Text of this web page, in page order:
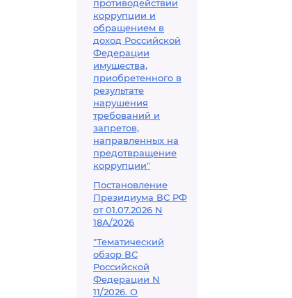
противодействии
коррупции и
обращением в
доход Российской
Федерации
имущества,
приобретенного в
результате
нарушения
требований и
запретов,
направленных на
предотвращение
коррупции"
Постановление
Президиума ВС РФ
от 01.07.2026 N
18А/2026
"Тематический
обзор ВС
Российской
Федерации N
11/2026. О